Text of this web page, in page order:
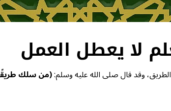
وقد قال صلى الله عليه وسلم:(من سلك طريقًا